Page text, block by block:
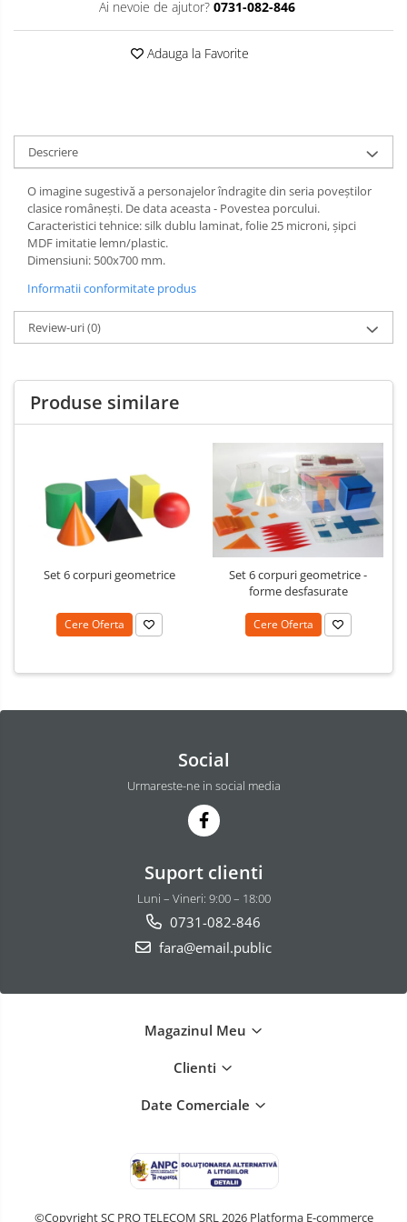
Flipchart-uri si Rezerve
Ai nevoie de ajutor? 0731-082-846
Adauga la Favorite
Descriere
O imagine sugestivă a personajelor îndragite din seria poveștilor
clasice românești. De data aceasta - Povestea porcului.
Caracteristici tehnice: silk dublu laminat, folie 25 microni, şipci
MDF imitatie lemn/plastic.
Dimensiuni: 500x700 mm.
Informatii conformitate produs
Review-uri(0)
Produse similare
Set 6 corpuri geometrice
Cere Oferta
Set 6 corpuri geometrice -
forme desfasurate
Cere Oferta
Social
Urmareste-ne in social media
Suport clienti
Luni – Vineri: 9:00 – 18:00
0731-082-846
fara@email.public
Magazinul Meu
Clienti
Date Comerciale
©Copyright SC PRO TELECOM SRL 2026 Platforma E-commerce